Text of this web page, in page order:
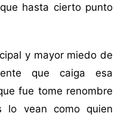
hasta cierto punto
y mayor miedo de
que caiga esa
fue tome renombre
vean como quien